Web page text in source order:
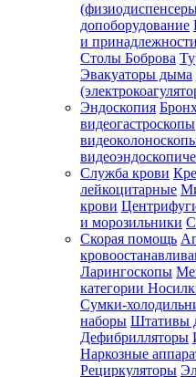
допоборудование
и принадлежности
Столы Боброва
Эвакуаторы дыма
Эндоскопия
видеогастроскопы
Служба крови
лейкоцитарные
крови
и морозильники
Скорая помощь
Ларингоскопы
категории
Сумки-
наборы Штативы
Дефибрилляторы
Наркозные
Рециркуляторы